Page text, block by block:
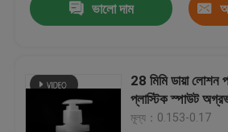
তাত্ক্ষনিক কফি ক্যাপসুল
ক্যাপসুল রেসিপি প্যাক
দাঁড়ানো সীল মেশিন দাঁড়ানো
ভালো দাম
28 মিমি ডায়া
প্লাস্টিক স্পাউট
মূল্য：0.153-0.17